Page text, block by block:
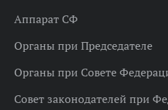
Аппарат СФ
Органы при Председателе
Органы при Совете
Совет законодателей при